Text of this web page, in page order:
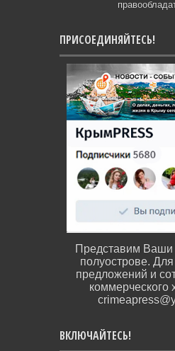
ПРИСОЕДИНЯЙТЕСЬ!
Представим Ваши
полуострове.
предложений и
коммерческого
ВКЛЮЧАЙТЕСЬ!